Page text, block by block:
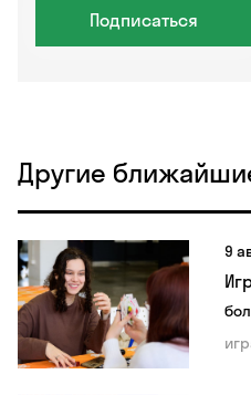
Подписаться
Другие
9